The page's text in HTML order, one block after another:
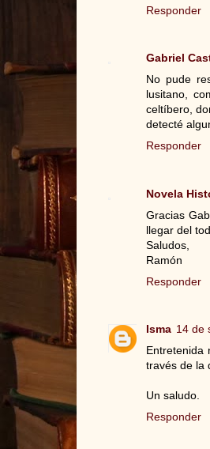
Responder
Gabriel
No pude
lusitano,
celtíbero,
detecté
Responder
Novela
Gracias
llegar del
Saludos,
Ramón
Responder
Isma 14 de
Entretenida
través de la
Un saludo.
Responder